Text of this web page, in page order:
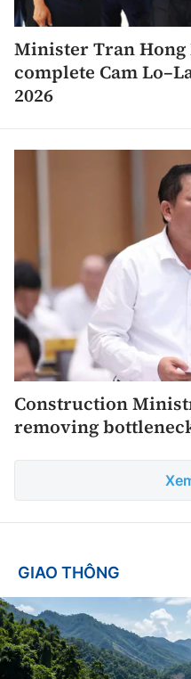
Minister Tran Hong
complete Cam
2026
Construction
removing
GIAO THÔNG